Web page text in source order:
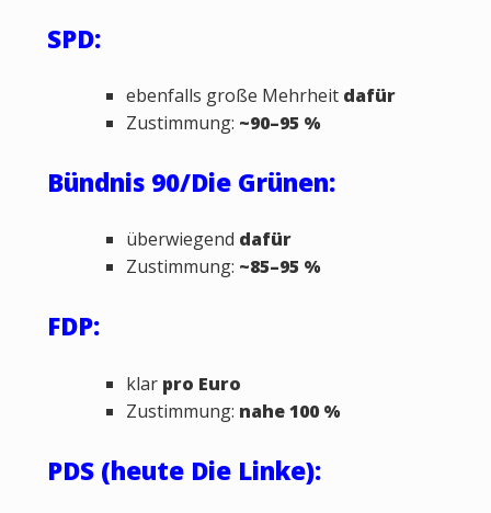
SPD:
ebenfalls große Mehrheit dafür
Zustimmung: ~90–95 %
Bündnis 90/Die Grünen:
überwiegend dafür
Zustimmung: ~85–95 %
FDP:
klar pro Euro
Zustimmung: nahe 100 %
PDS (heute Die Linke):